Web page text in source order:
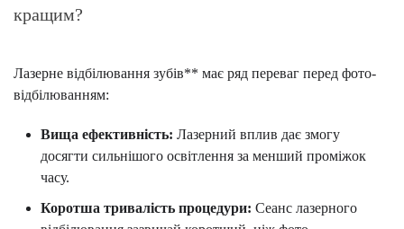
кращим?
Лазерне відбілювання зубів** має ряд переваг перед фото-
відбілюванням:
Вища ефективність: Лазерний вплив дає змогу
досягти сильнішого освітлення за менший проміжок
часу.
Коротша тривалість процедури: Сеанс лазерного